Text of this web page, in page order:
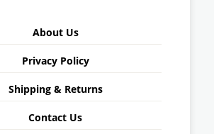
About Us
Privacy Policy
Shipping & Returns
Contact Us